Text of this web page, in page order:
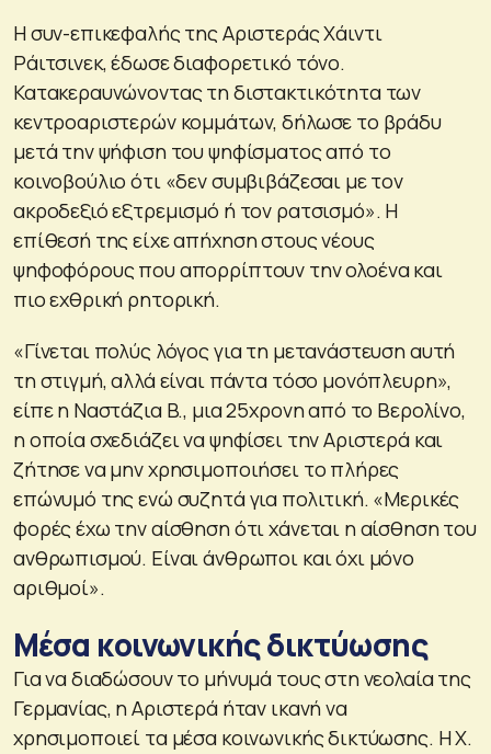
Η συν-επικεφαλής της Αριστεράς Χάιντι
Ράιτσινεκ, έδωσε διαφορετικό τόνο.
Κατακεραυνώνοντας τη διστακτικότητα των
κεντροαριστερών κομμάτων, δήλωσε το βράδυ
μετά την ψήφιση του ψηφίσματος από το
κοινοβούλιο ότι «δεν συμβιβάζεσαι με τον
ακροδεξιό εξτρεμισμό ή τον ρατσισμό». Η
επίθεσή της είχε απήχηση στους νέους
ψηφοφόρους που απορρίπτουν την ολοένα και
πιο εχθρική ρητορική.
«Γίνεται πολύς λόγος για τη μετανάστευση αυτή
τη στιγμή, αλλά είναι πάντα τόσο μονόπλευρη»,
είπε η Ναστάζια B., μια 25χρονη από το Βερολίνο,
η οποία σχεδιάζει να ψηφίσει την Αριστερά και
ζήτησε να μην χρησιμοποιήσει το πλήρες
επώνυμό της ενώ συζητά για πολιτική. «Μερικές
φορές έχω την αίσθηση ότι χάνεται η αίσθηση του
ανθρωπισμού. Είναι άνθρωποι και όχι μόνο
αριθμοί».
Μέσα κοινωνικής δικτύωσης
Για να διαδώσουν το μήνυμά τους στη νεολαία της
Γερμανίας, η Αριστερά ήταν ικανή να
χρησιμοποιεί τα μέσα κοινωνικής δικτύωσης. Η Χ.